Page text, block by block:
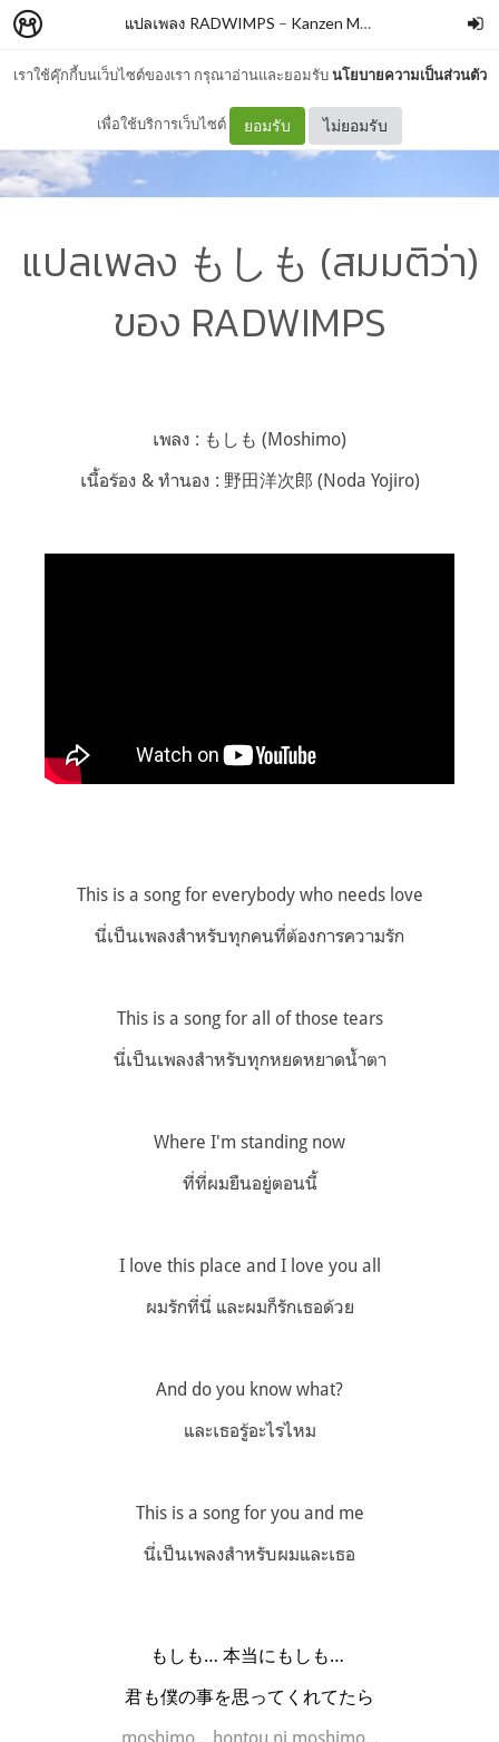
เราใช้คุ๊กกี้บนเว็บไซต์ของเรา กรุณาอ่านและยอมรับนโยบายความเป็นส่วนตัว
เพื่อใช้บริการเว็บไซต์ ยอมรับ ไม่ยอมรับ
แปลเพลง RADWIMPS – Kanzen Memeshe
แปลเพลง もしも (สมมติว่า)
ของ RADWIMPS
เพลง : もしも (Moshimo)
เนื้อร้อง & ทำนอง : 野田洋次郎 (Noda Yojiro)
This is a song for everybody who needs love
นี่เป็นเพลงสำหรับทุกคนที่ต้องการความรัก
This is a song for all of those tears
นี่เป็นเพลงสำหรับทุกหยดหยาดน้ำตา
Where I'm standing now
ที่ที่ผมยืนอยู่ตอนนี้
I love this place and I love you all
ผมรักที่นี่ และผมก็รักเธอด้วย
And do you know what?
และเธอรู้อะไรไหม
This is a song for you and me
นี่เป็นเพลงสำหรับผมและเธอ
もしも… 本当にもしも…
君も僕の事を思ってくれてたら
moshimo... hontou ni moshimo...